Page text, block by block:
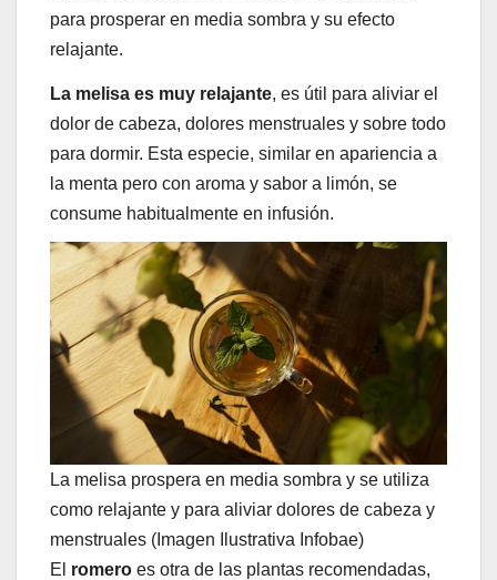
para prosperar en media sombra y su efecto
relajante.
La melisa es muy relajante, es útil para aliviar el
dolor de cabeza, dolores menstruales y sobre todo
para dormir. Esta especie, similar en apariencia a
la menta pero con aroma y sabor a limón, se
consume habitualmente en infusión.
La melisa prospera en media sombra y se utiliza
como relajante y para aliviar dolores de cabeza y
menstruales (Imagen Ilustrativa Infobae)
El romero es otra de las plantas recomendadas,